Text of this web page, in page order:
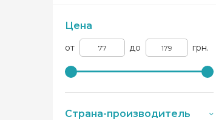
Цена
от до грн.
Страна-производитель